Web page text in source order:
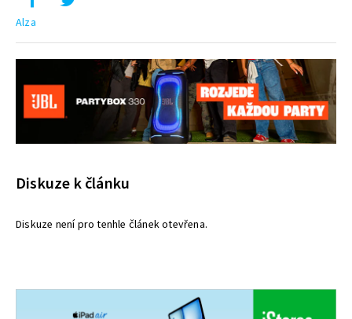
Alza
Diskuze k článku
Diskuze není pro tenhle článek otevřena.